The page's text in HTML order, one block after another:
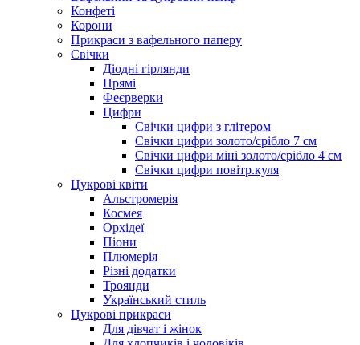
Конфеті
Корони
Прикраси з вафельного паперу
Свічки
Діодні гірлянди
Прямі
Феєрверки
Цифри
Свічки цифри з глітером
Свічки цифри золото/срібло 7 см
Свічки цифри міні золото/срібло 4 см
Свічки цифри повітр.куля
Цукрові квіти
Альстромерія
Космея
Орхідеї
Піони
Плюмерія
Різні додатки
Троянди
Український стиль
Цукрові прикраси
Для дівчат і жінок